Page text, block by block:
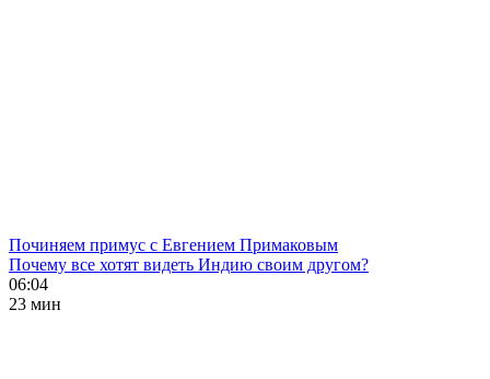
Починяем примус с Евгением Примаковым
Почему все хотят видеть Индию своим другом?
06:04
23 мин